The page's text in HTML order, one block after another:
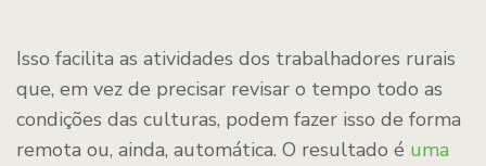
Isso facilita as atividades dos trabalhadores rurais
que, em vez de precisar revisar o tempo todo as
condições das culturas, podem fazer isso de forma
remota ou, ainda, automática. O resultado é uma